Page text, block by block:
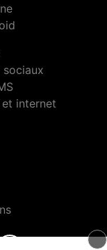
sociaux
internet